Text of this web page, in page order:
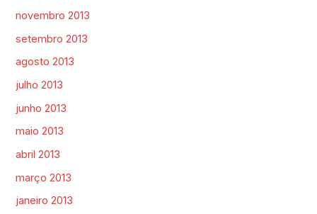
novembro 2013
setembro 2013
agosto 2013
julho 2013
junho 2013
maio 2013
abril 2013
março 2013
janeiro 2013